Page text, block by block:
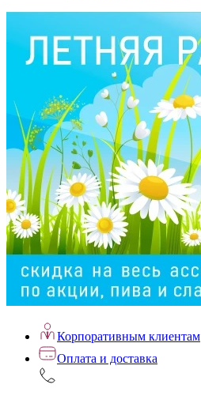
Корпоративным клиентам
Оплата и доставка